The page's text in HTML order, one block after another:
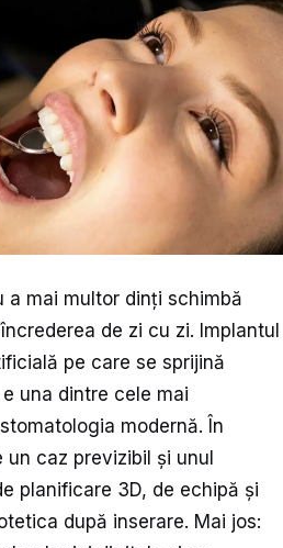
a mai multor dinți schimbă
de zi cu zi. Implantul
pe care se sprijină
una dintre cele mai
modernă. În
caz previzibil și unul
planificare 3D, de echipă și
după inserare. Mai jos: